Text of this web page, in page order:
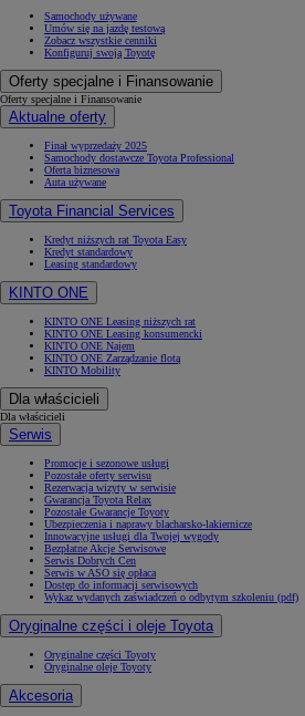
Samochody używane
Umów się na jazdę testową
Zobacz wszystkie cenniki
Konfiguruj swoją Toyotę
Oferty specjalne i Finansowanie
Oferty specjalne i Finansowanie
Aktualne oferty
Finał wyprzedaży 2025
Samochody dostawcze Toyota Professional
Oferta biznesowa
Auta używane
Toyota Financial Services
Kredyt niższych rat Toyota Easy
Kredyt standardowy
Leasing standardowy
KINTO ONE
KINTO ONE Leasing niższych rat
KINTO ONE Leasing konsumencki
KINTO ONE Najem
KINTO ONE Zarządzanie flotą
KINTO Mobility
Dla właścicieli
Dla właścicieli
Serwis
Promocje i sezonowe usługi
Pozostałe oferty serwisu
Rezerwacja wizyty w serwisie
Gwarancja Toyota Relax
Pozostałe Gwarancje Toyoty
Ubezpieczenia i naprawy blacharsko-lakiernicze
Innowacyjne usługi dla Twojej wygody
Bezpłatne Akcje Serwisowe
Serwis Dobrych Cen
Serwis w ASO się opłaca
Dostęp do informacji serwisowych
Wykaz wydanych zaświadczeń o odbytym szkoleniu (pdf)
Oryginalne części i oleje Toyota
Oryginalne części Toyoty
Oryginalne oleje Toyoty
Akcesoria